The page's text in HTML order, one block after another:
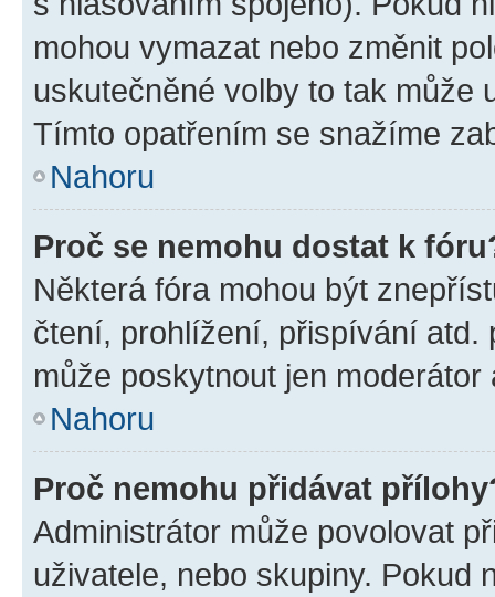
mohou vymazat nebo změnit
uskutečněné volby to tak může
Tímto opatřením se snažíme
Nahoru
Proč se nemohu dostat k
Některá fóra mohou být
čtení, prohlížení, přispívání atd.
může poskytnout jen
Nahoru
Proč nemohu přidávat
Administrátor může povolovat
uživatele, nebo skupiny. Pokud